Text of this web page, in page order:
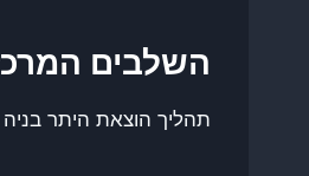
השלבים
תהליך הוצאת היתר